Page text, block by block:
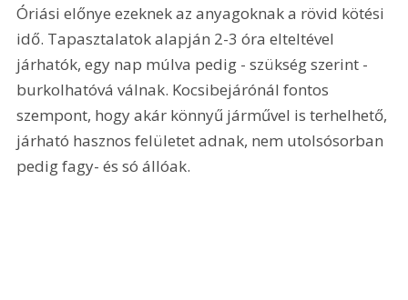
Óriási előnye ezeknek az anyagoknak a rövid kötési
idő. Tapasztalatok alapján 2-3 óra elteltével
járhatók, egy nap múlva pedig - szükség szerint -
burkolhatóvá válnak. Kocsibejárónál fontos
szempont, hogy akár könnyű járművel is terhelhető,
járható hasznos felületet adnak, nem utolsósorban
pedig fagy- és só állóak.